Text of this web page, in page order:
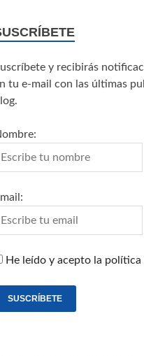
y recibirás
tu e-mail con las últimas
He leído y acepto la